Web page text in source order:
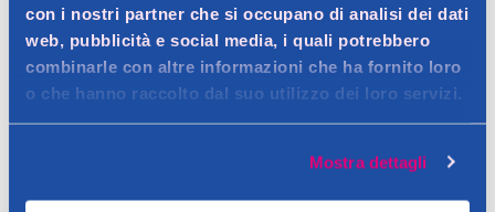
con i nostri partner che si occupano di analisi dei dati
web, pubblicità e social media, i quali potrebbero
combinarle con altre informazioni che ha fornito loro
o che hanno raccolto dal suo utilizzo dei loro servizi.
Mostra dettagli
Descrizione
Contatto del produttore
Consigli